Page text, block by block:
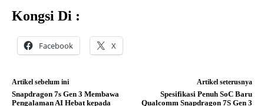
Kongsi Di :
Facebook X
Artikel sebelum ini
Snapdragon 7s Gen 3 Membawa
Pengalaman AI Hebat kepada
Artikel seterusnya
Spesifikasi Penuh SoC Baru
Qualcomm Snapdragon 7S Gen 3